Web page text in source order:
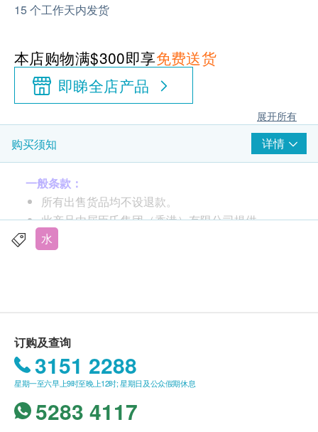
15 个工作天内发货
本店购物满$300即享免费送货
即睇全店产品
展开所有
购买须知 详情
一般条款：
所有出售货品均不设退款。
此产品由屈臣氏集团（香港）有限公司提供。
如有任何争议，屈臣氏集团（香港）有限公司及生
HK$80运费。
我们将于确定订单后15个工作日内，依地区货期由
屈臣氏蒸馏水送上。
送货服务只限本地，送货范围包括港岛、九龙及新
界的一般地区。
水
订购及查询
3151 2288
星期一至六早上9时至晚上12时; 星期日及公众假期休息
5283 4117